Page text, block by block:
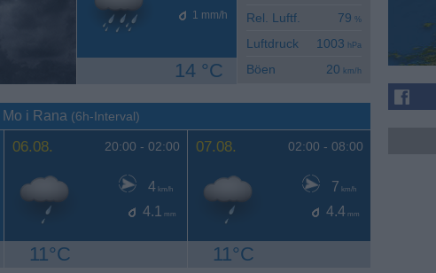
1 mm/h
14 °C
Rel. Luftf. 79 %
Luftdruck 1003 hPa
Böen 20 km/h
i Rana (6h-Interval)
06.08. 20:00 - 02:00
4 km/h
4.1 mm
11°C
07.08. 02:00 - 08:00
7 km/h
4.4 mm
11°C